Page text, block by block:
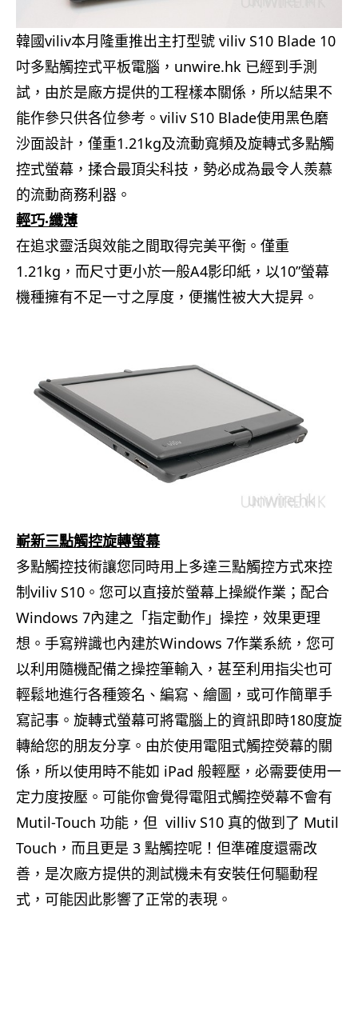
韓國viliv本月隆重推出主打型號 viliv S10 Blade 10
吋多點觸控式平板電腦，unwire.hk 已經到手測
試，由於是廠方提供的工程樣本關係，所以結果不
能作參只供各位參考。viliv S10 Blade使用黑色磨
沙面設計，僅重1.21kg及流動寬頻及旋轉式多點觸
控式螢幕，揉合最頂尖科技，勢必成為最令人羨慕
的流動商務利器。
輕巧‧纖薄
在追求靈活與效能之間取得完美平衡。僅重
1.21kg，而尺寸更小於一般A4影印紙，以10”螢幕
機種擁有不足一寸之厚度，便攜性被大大提昇。
嶄新三點觸控旋轉螢幕
多點觸控技術讓您同時用上多達三點觸控方式來控
制viliv S10。您可以直接於螢幕上操縱作業；配合
Windows 7內建之「指定動作」操控，效果更理
想。手寫辨識也內建於Windows 7作業系統，您可
以利用隨機配備之操控筆輸入，甚至利用指尖也可
輕鬆地進行各種簽名、編寫、繪圖，或可作簡單手
寫記事。旋轉式螢幕可將電腦上的資訊即時180度旋
轉給您的朋友分享。由於使用電阻式觸控熒幕的關
係，所以使用時不能如 iPad 般輕壓，必需要使用一
定力度按壓。可能你會覺得電阻式觸控熒幕不會有
Mutil-Touch 功能，但 villiv S10 真的做到了 Mutil
Touch，而且更是 3 點觸控呢！但準確度還需改
善，是次廠方提供的測試機未有安裝任何驅動程
式，可能因此影響了正常的表現。